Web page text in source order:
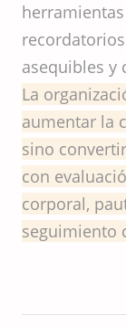
asequibles y
La
aumentar la
sino
con
corporal,
seguimiento